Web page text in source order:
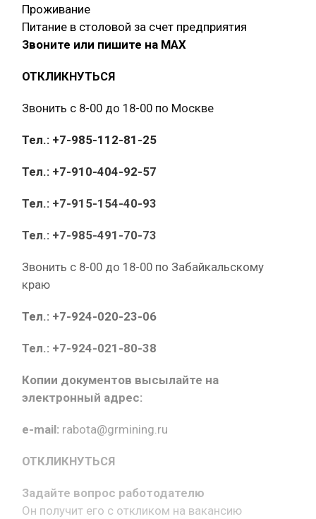
Проживание
Питание в столовой за счет предприятия
Звоните или пишите на МАХ
ОТКЛИКНУТЬСЯ
Звонить с 8-00 до 18-00 по Москве
Тел.: +7-985-112-81-25
Тел.: +7-910-404-92-57
Тел.: +7-915-154-40-93
Тел.: +7-985-491-70-73
Звонить с 8-00 до 18-00 по Забайкальскому
краю
Тел.: +7-924-020-23-06
Тел.: +7-924-021-80-38
Копии документов высылайте на
электронный адрес:
e-mail: rabota@grmining.ru
ОТКЛИКНУТЬСЯ
Задайте вопрос работодателю
Он получит его с откликом на вакансию